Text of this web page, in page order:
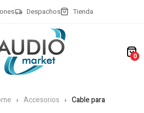
Despachos Tienda
0
Accesorios
Cable para